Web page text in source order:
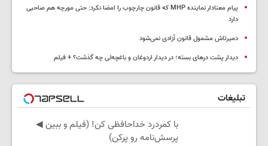
پیام معنادار نماینده MHP که قانون چارچوب را امضا نکرد: حتی مورچه هم صاحبی
دارد
دمیرتاش مشمول قانون آزادی نمی‌شود
دیدار پشت درهای بسته؛ در دیدار اردوغان و باغچه‌لی چه گذشت؟ + فیلم
تبلیغات
با کمردرد خداحافظی کن! (فیلم و ببین ◀
پرسش‌نامه رو پرکن)